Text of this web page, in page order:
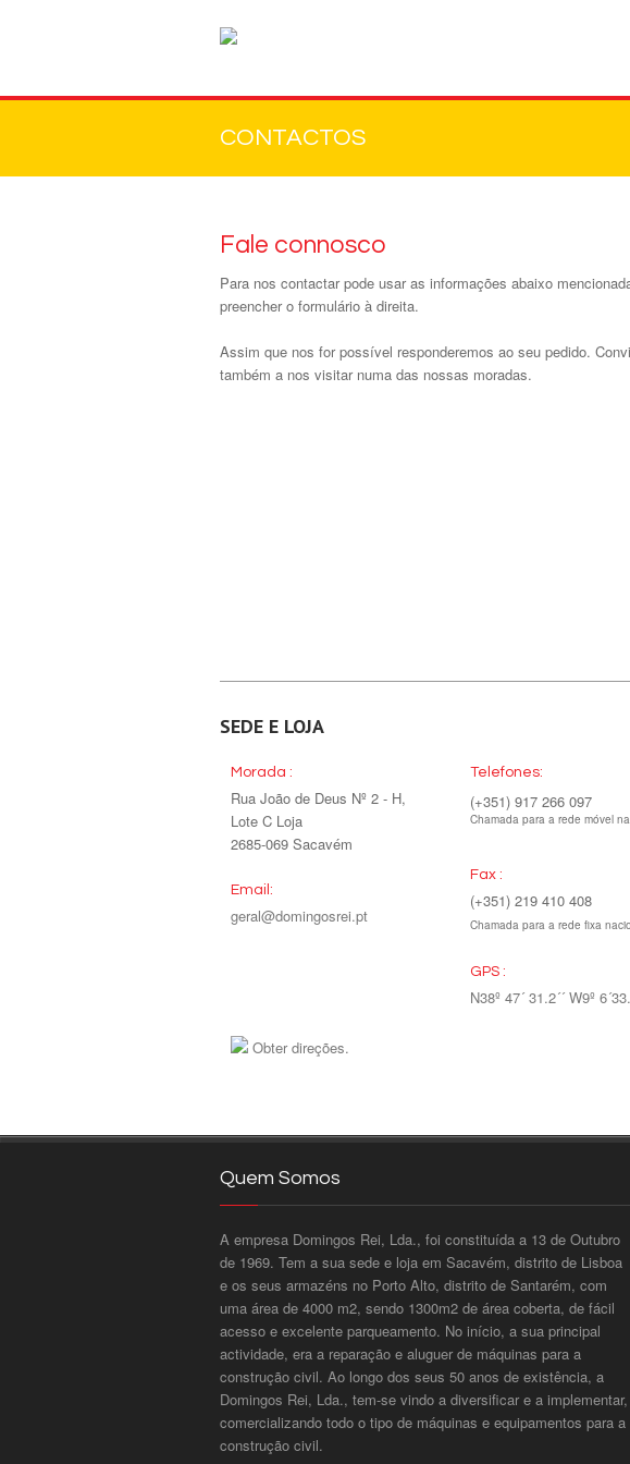
CONTACTOS
Fale connosco
Para nos contactar pode usar as informações abaixo
preencher o formulário à direita.
Assim que nos for possível responderemos ao seu pedido.
também a nos visitar numa das nossas moradas.
SEDE E LOJA
Morada :
Rua João de Deus Nº 2 - H,
Lote C Loja
2685-069 Sacavém
Email:
geral@domingosrei.pt
Telefones:
(+351) 917 266 097
Chamada para a rede móvel
Fax :
(+351) 219 410 408
Chamada para a rede fixa
GPS :
N38º 47´ 31.2´´ W9º
Obter direções.
Quem Somos
A empresa Domingos Rei, Lda., foi constituída a 13 de Outubro
de 1969. Tem a sua sede e loja em Sacavém, distrito de Lisboa
e os seus armazéns no Porto Alto, distrito de Santarém, com
uma área de 4000 m2, sendo 1300m2 de área coberta, de fácil
acesso e excelente parqueamento. No início, a sua principal
actividade, era a reparação e aluguer de máquinas para a
construção civil. Ao longo dos seus 50 anos de existência, a
Domingos Rei, Lda., tem-se vindo a diversificar e a implementar,
comercializando todo o tipo de máquinas e equipamentos para a
construção civil.